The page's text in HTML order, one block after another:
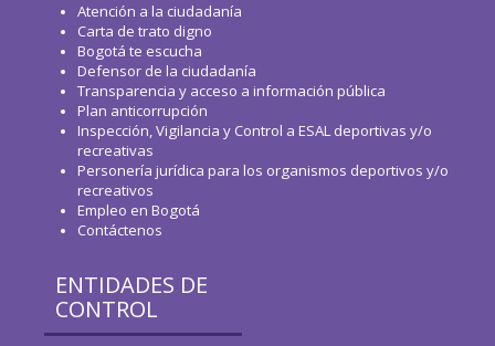
Atención a la ciudadanía
Carta de trato digno
Bogotá te escucha
Defensor de la ciudadanía
Transparencia y acceso a información pública
Plan anticorrupción
Inspección, Vigilancia y Control a ESAL deportivas y/o
recreativas
Personería jurídica para los organismos deportivos y/o
recreativos
Empleo en Bogotá
Contáctenos
ENTIDADES DE
CONTROL